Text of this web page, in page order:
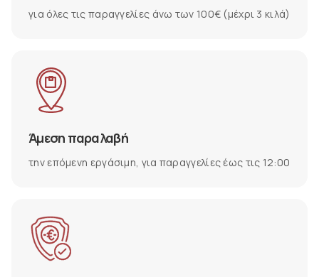
για όλες τις παραγγελίες άνω των 100€ (μέχρι 3 κιλά)
Άμεση παραλαβή
την επόμενη εργάσιμη, για παραγγελίες έως τις 12:00